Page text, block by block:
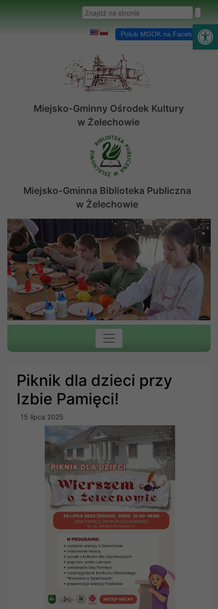
Wyszukaj w serwisie
Polub MGOK na Facebooku
Miejsko-Gminny Ośrodek Kultury
w Żelechowie
Miejsko-Gminna Biblioteka Publiczna
w Żelechowie
Piknik dla dzieci przy
Izbie Pamięci!
15 lipca 2025